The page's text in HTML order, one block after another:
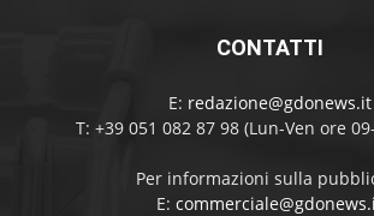
CONTATTI
E: redazione@gdonews.it
T: +39 051 082 87 98 (Lun-Ven ore
Per informazioni sulla
E: